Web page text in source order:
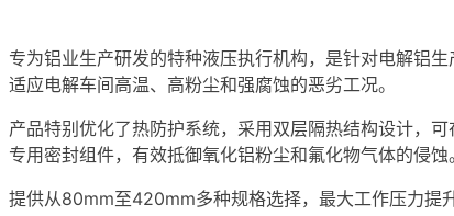
专为铝业生产研发的特种液压执行机构，是针对电解铝
适应电解车间高温、高粉尘和强腐蚀的恶劣工况。
产品特别优化了热防护系统，采用双层隔热结构设计，
专用密封组件，有效抵御氧化铝粉尘和氟化物气体的侵蚀。
提供从80mm至420mm多种规格选择，最大工作压力提